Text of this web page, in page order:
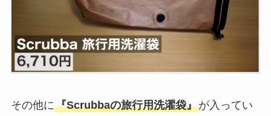
その他に『Scrubbaの旅行用洗濯袋』が入ってい